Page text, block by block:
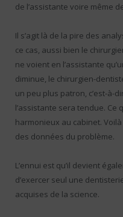
de l’assistante voire même
Il s’agit là de la pire des
ce cas, aussi bien le
ne voient en l’assistante
diminue, le chirurgien-
un peu plus patron, c’est-à-
l’assistante sera tendue. Ce
harmonieux au cabinet.
des données du problème.
L’ennui est qu’il devient
d’exercer seul une
acquises de la science.